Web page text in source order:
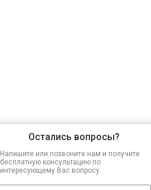
Остались вопросы?
Напишите или позвоните нам и получите
бесплатную консультацию по
интересующему Вас вопросу.